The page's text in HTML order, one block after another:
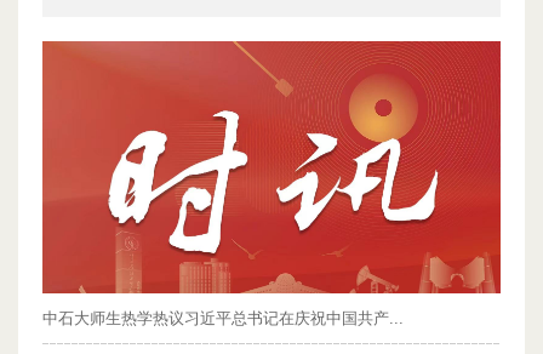
中石大师生热学热议习近平总书记在庆祝中国共产...